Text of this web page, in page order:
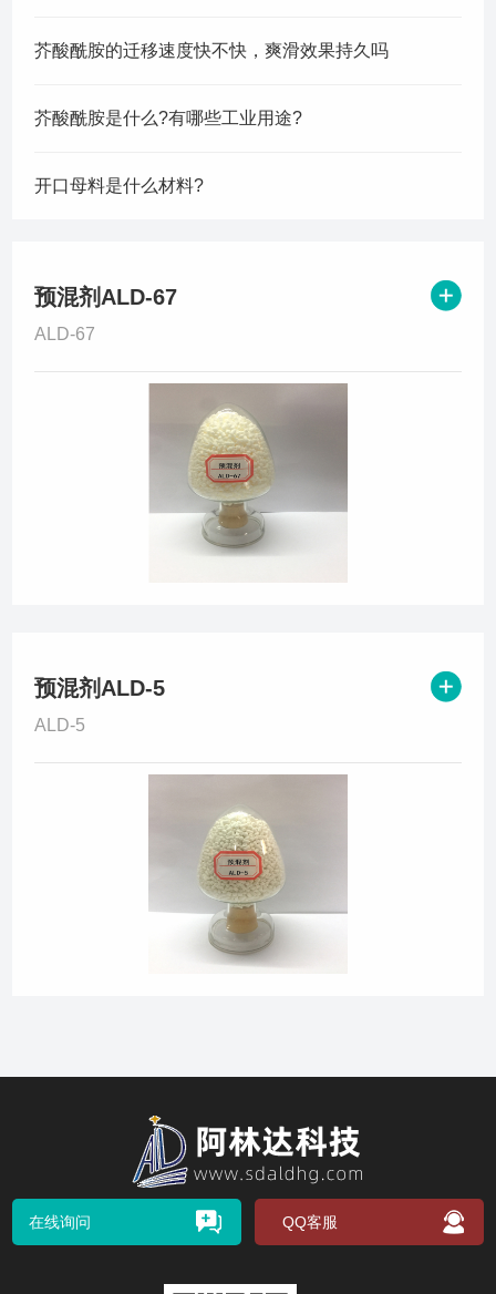
芥酸酰胺的迁移速度快不快，爽滑效果持久吗
芥酸酰胺是什么?有哪些工业用途?
开口母料是什么材料?
预混剂ALD-67
ALD-67
预混剂ALD-5
ALD-5
在线询问 QQ客服